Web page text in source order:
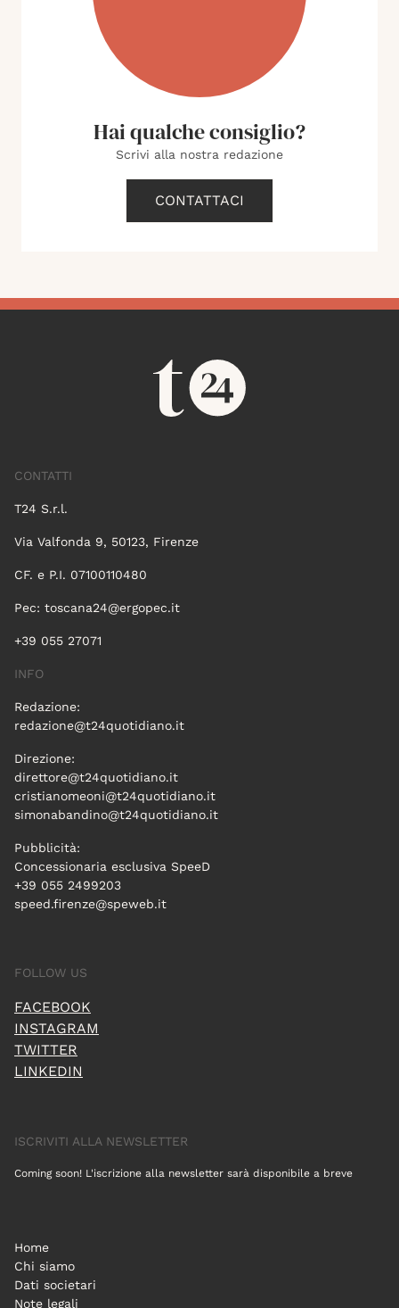
Hai qualche consiglio?
Scrivi alla nostra redazione
CONTATTACI
CONTATTI
T24 S.r.l.
Via Valfonda 9, 50123, Firenze
CF. e P.I. 07100110480
Pec: toscana24@ergopec.it
+39 055 27071
INFO
Redazione:
redazione@t24quotidiano.it
Direzione:
direttore@t24quotidiano.it
cristianomeoni@t24quotidiano.it
simonabandino@t24quotidiano.it
Pubblicità:
Concessionaria esclusiva SpeeD
+39 055 2499203
speed.firenze@speweb.it
FOLLOW US
FACEBOOK
INSTAGRAM
TWITTER
LINKEDIN
ISCRIVITI ALLA NEWSLETTER
Coming soon! L'iscrizione alla newsletter sarà disponibile a breve
Home
Chi siamo
Dati societari
Note legali